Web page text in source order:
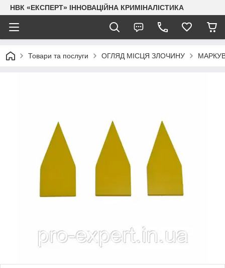
НВК «ЕКСПЕРТ» ІННОВАЦІЙНА КРИМІНАЛІСТИКА
Товари та послуги ОГЛЯД МІСЦЯ ЗЛОЧИНУ